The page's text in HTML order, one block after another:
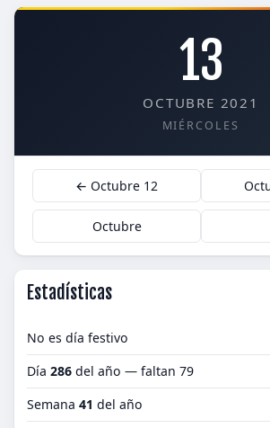
13
OCTUBRE 2021
MIÉRCOLES
← Octubre 12
Octubre
Estadísticas
No es día festivo
Día 286 del año — faltan 79
Semana 41 del año